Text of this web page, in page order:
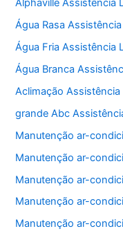
Alphaville Assistência
Água Rasa Assistência
Água Fria Assistência
Água Branca
Aclimação Assistência
grande Abc
Manutenção ar-
Manutenção ar-
Manutenção ar-
Manutenção ar-
Manutenção ar-